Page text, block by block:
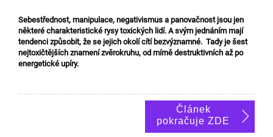
Sebestřednost, manipulace, negativismus a panovačnost jsou jen
některé charakteristické rysy toxických lidí. A svým jednáním mají
tendenci způsobit, že se jejich okolí cítí bezvýznamné. Tady je šest
nejtoxičtějších znamení zvěrokruhu, od mírně destruktivních až po
energetické upíry.
Článek
pokračuje ZDE